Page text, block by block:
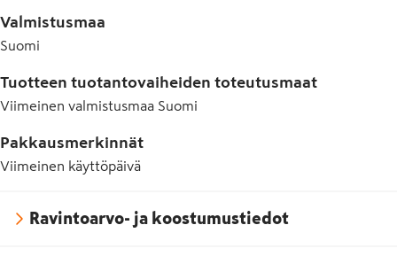
Valmistusmaa
Suomi
Tuotteen tuotantovaiheiden toteutusmaat
Viimeinen valmistusmaa Suomi
Pakkausmerkinnät
Viimeinen käyttöpäivä
Ravintoarvo- ja koostumustiedot